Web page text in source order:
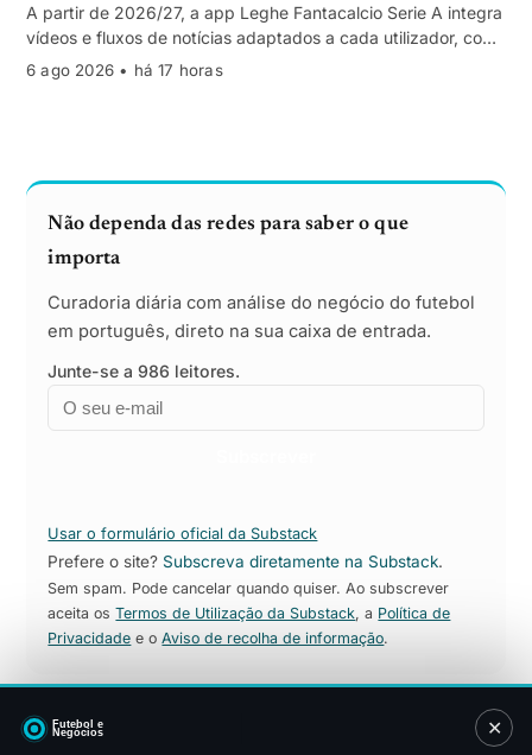
A partir de 2026/27, a app Leghe Fantacalcio Serie A integra
vídeos e fluxos de notícias adaptados a cada utilizador, com
naming e patrocínio da Volkswagen.
6 ago 2026 • há 17 horas
✕
Não dependa das redes para saber o que
importa
Curadoria diária com análise do negócio do futebol
em português, direto na sua caixa de entrada.
Junte-se a 986 leitores.
Email
Empresa
Usar o formulário oficial da Substack
Prefere o site?Subscreva diretamente na Substack.
Sem spam. Pode cancelar quando quiser. Ao subscrever
aceita osTermos de Utilização da Substack, a Política de
Privacidade e oAviso de recolha de informação.